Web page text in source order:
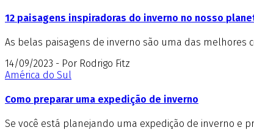
12 paisagens inspiradoras do inverno no nosso
As belas paisagens de inverno são uma das melhores
14/09/2023 - Por Rodrigo Fitz
América do Sul
Como preparar uma expedição de inverno
Se você está planejando uma expedição de inverno e